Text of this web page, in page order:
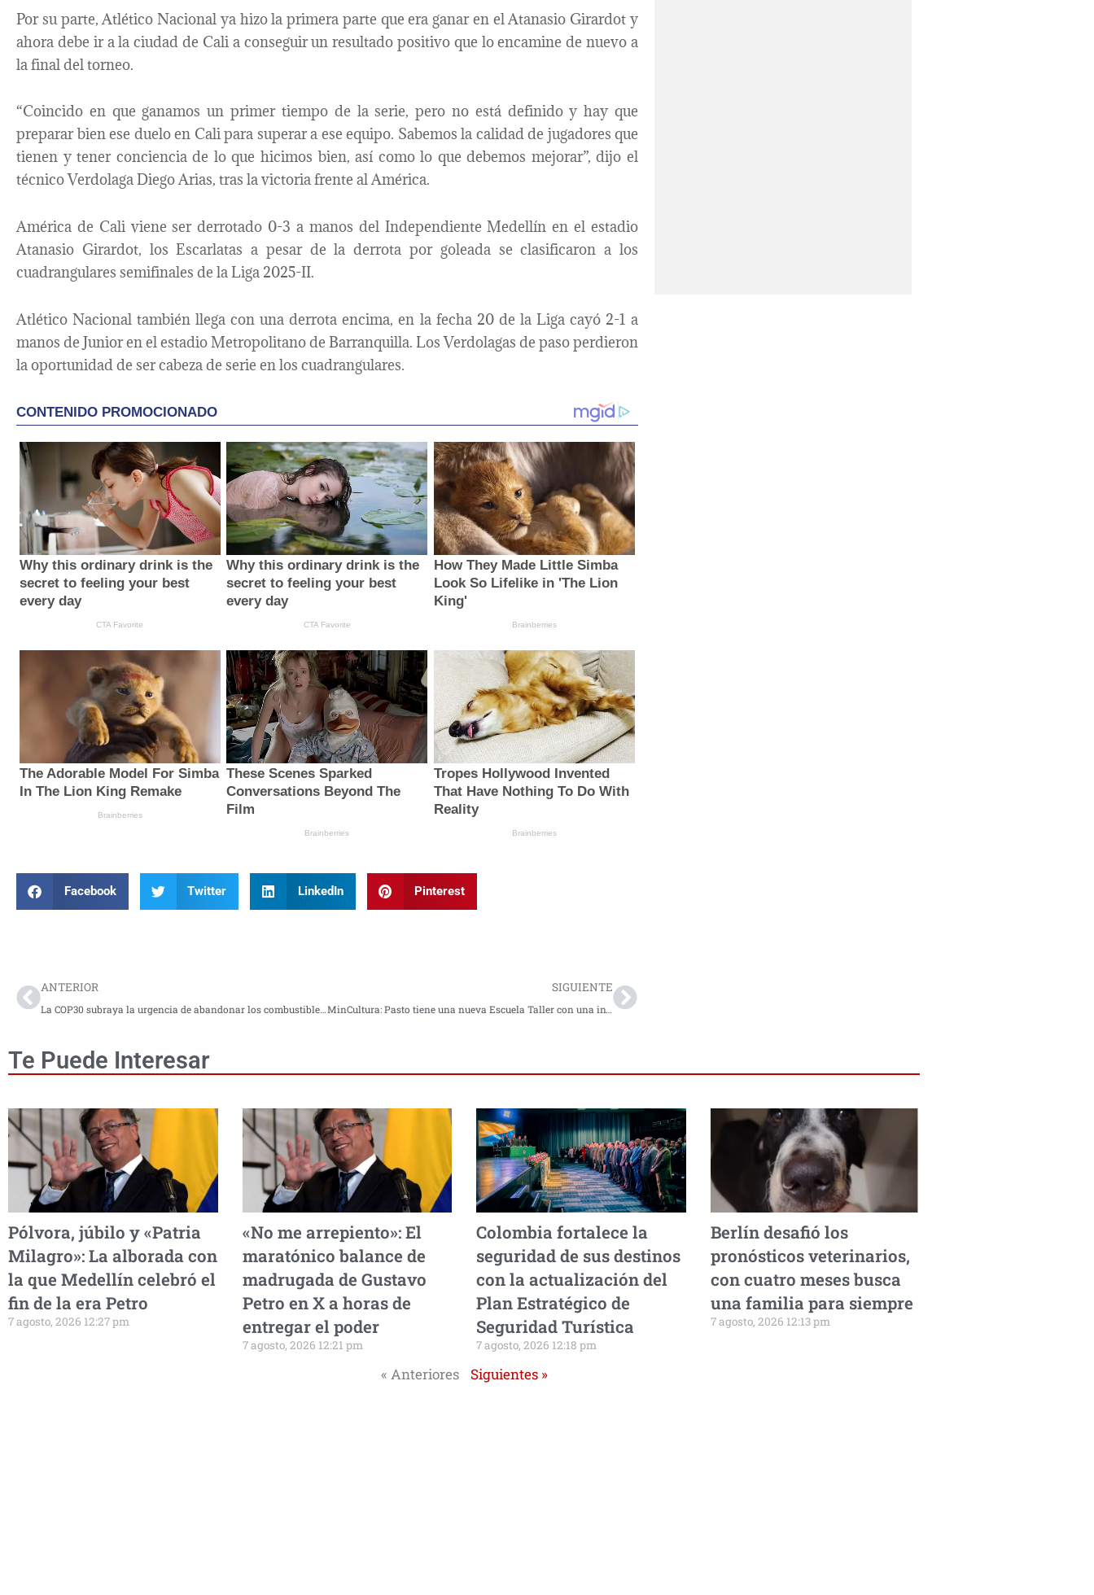
Por su parte, Atlético Nacional ya hizo la primera parte que era ganar en el Atanasio Girardot y
ahora debe ir a la ciudad de Cali a conseguir un resultado positivo que lo encamine de nuevo a
la final del torneo.
“Coincido en que ganamos un primer tiempo de la serie, pero no está definido y hay que
preparar bien ese duelo en Cali para superar a ese equipo. Sabemos la calidad de jugadores que
tienen y tener conciencia de lo que hicimos bien, así como lo que debemos mejorar”, dijo el
técnico Verdolaga Diego Arias, tras la victoria frente al América.
América de Cali viene ser derrotado 0-3 a manos del Independiente Medellín en el estadio
Atanasio Girardot, los Escarlatas a pesar de la derrota por goleada se clasificaron a los
cuadrangulares semifinales de la Liga 2025-II.
Atlético Nacional también llega con una derrota encima, en la fecha 20 de la Liga cayó 2-1 a
manos de Junior en el estadio Metropolitano de Barranquilla. Los Verdolagas de paso perdieron
la oportunidad de ser cabeza de serie en los cuadrangulares.
Facebook Twitter LinkedIn Pinterest
ANTERIOR
La COP30 subraya la urgencia de abandonar los combustibles fósiles y acelerar la transición energética
SIGUIENTE
MinCultura: Pasto tiene una nueva Escuela Taller con una inversión de más $1.900 millones
Te Puede Interesar
Pólvora, júbilo y «Patria
Milagro»: La alborada con
la que Medellín celebró el
fin de la era Petro
7 agosto, 2026 12:27 pm
«No me arrepiento»: El
maratónico balance de
madrugada de Gustavo
Petro en X a horas de
entregar el poder
7 agosto, 2026 12:21 pm
Colombia fortalece la
seguridad de sus destinos
con la actualización del
Plan Estratégico de
Seguridad Turística
7 agosto, 2026 12:18 pm
Berlín desafió los
pronósticos veterinarios,
con cuatro meses busca
una familia para siempre
7 agosto, 2026 12:13 pm
« Anteriores Siguientes »